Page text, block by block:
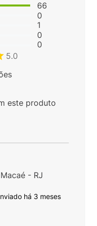
66
0
1
0
0
5.0
este produto
há 3 meses
Macaé - RJ